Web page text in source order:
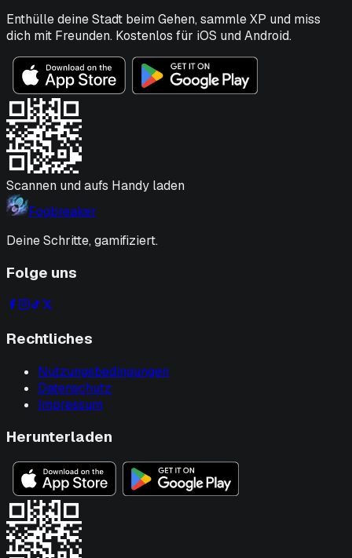
Enthülle deine Stadt beim Gehen, sammle XP und miss
dich mit Freunden. Kostenlos für iOS und Android.
Scannen und aufs Handy laden
Fogbreaker
Deine Schritte, gamifiziert.
Folge uns
Rechtliches
Nutzungsbedingungen
Datenschutz
Impressum
Herunterladen